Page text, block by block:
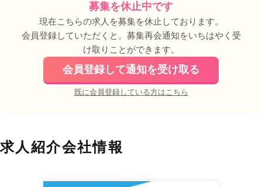
募集を休止中です
現在こちらの求人を募集を休止しております。
会員登録していただくと。募集再会通知をいちはやく受
け取りことができます。
会員登録して通知を受け取る
既に会員登録している方はこちら
求人紹介会社情報